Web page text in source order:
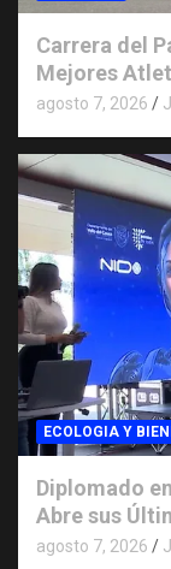
Carrera del
Mejores
agosto 7, 2026
ECOLOGIA Y
Diplomado
Abre sus
agosto 7, 2026